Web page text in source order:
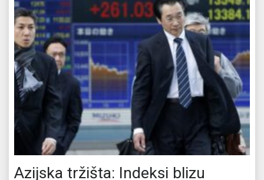
Azijska tržišta: Indeksi blizu